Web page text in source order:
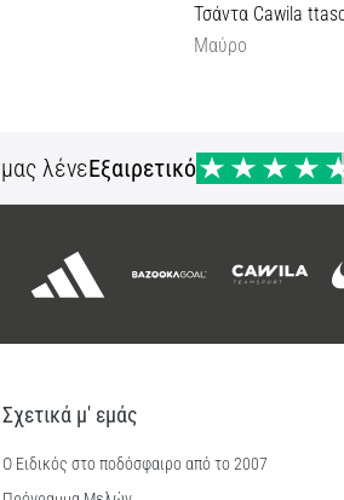
Τσάντα Cawila
Μαύρο
λένεΕξαιρετικό
Σχετικά μ' εμάς
Ο Ειδικός στο ποδόσφαιρο από το 2007